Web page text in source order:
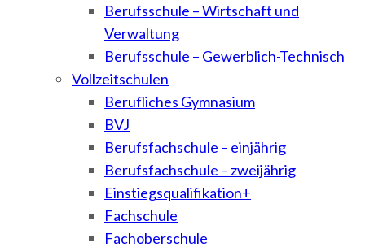
Berufsschule – Wirtschaft und
Verwaltung
Berufsschule – Gewerblich-Technisch
Vollzeitschulen
Berufliches Gymnasium
BVJ
Berufsfachschule – einjährig
Berufsfachschule – zweijährig
Einstiegsqualifikation+
Fachschule
Fachoberschule